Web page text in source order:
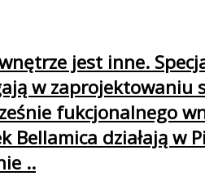
jest inne.
w zaprojektowaniu
fukcjonalnego
Bellamica działają w
..